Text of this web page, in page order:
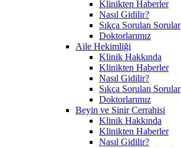
Klinikten Haberler
Nasıl Gidilir?
Sıkça Sorulan Sorular
Doktorlarımız
Aile Hekimliği
Klinik Hakkında
Klinikten Haberler
Nasıl Gidilir?
Sıkça Sorulan Sorular
Doktorlarımız
Beyin ve Sinir Cerrahisi
Klinik Hakkında
Klinikten Haberler
Nasıl Gidilir?